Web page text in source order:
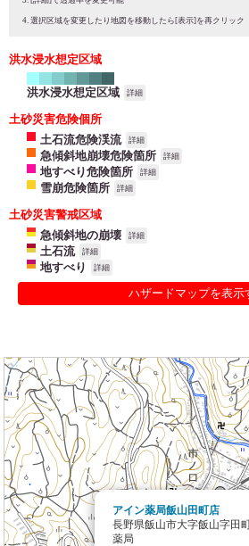
選択区域を変更したり地図を移動したら[表示]を再クリック
洪水浸水想定区域
洪水浸水想定区域 詳細
土砂災害危険個所
土石流危険渓流
詳細
急傾斜地崩壊危険箇所 詳細
地すべり危険箇所 詳細
雪崩危険箇所 詳細
土砂災害警戒区域
急傾斜地の崩壊
詳細
土石流 詳細
地すべり 詳細
ハザードマップを表示
アイン薬局飯山田町店
長野県飯山市大字飯山字田
薬局